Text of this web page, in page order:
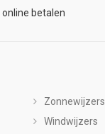
online betalen
Zonnewijzers
Windwijzers